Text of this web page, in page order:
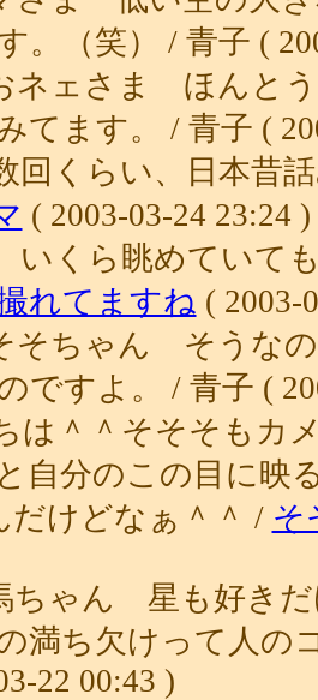
。（笑） / 青子 (
ネェさま ほんとう
てます。 / 青子 (
回くらい、日本昔
( 2003-03-24 23:24 )
いくら眺めてい
れてますね ( 2003-
そちゃん そうなの
ですよ。 / 青子 (
は＾＾そそそもカ
自分のこの目に映
だけどなぁ＾＾ / そ
ちゃん 星も好きだ
満ち欠けって人の
22 00:43 )